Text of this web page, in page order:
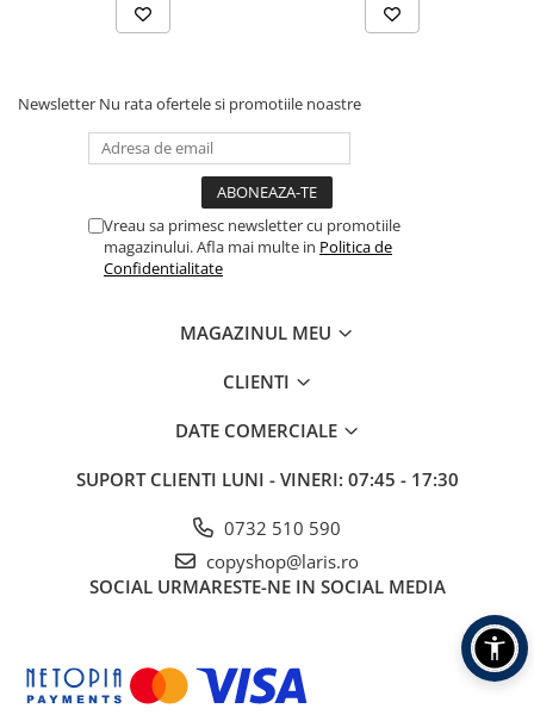
Distrugatoare de documente
Afisare
Accesorii pentru whiteboard
Accesorii pentru panouri
Table albe magnetice - whiteboard
Accesorii
Detergenti
Newsletter Nu rata ofertele si promotiile noastre
Vreau sa primesc newsletter cu promotiile
magazinului. Afla mai multe in Politica de
Confidentialitate
MAGAZINUL MEU
CLIENTI
DATE COMERCIALE
SUPORT CLIENTI LUNI - VINERI: 07:45 - 17:30
0732 510 590
copyshop@laris.ro
SOCIAL URMARESTE-NE IN SOCIAL MEDIA